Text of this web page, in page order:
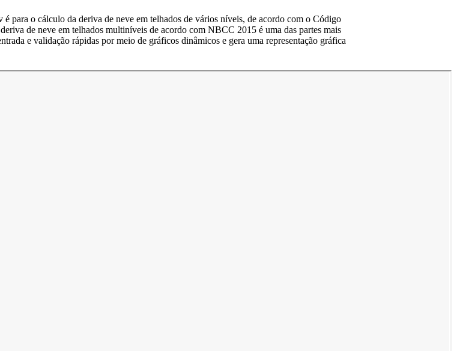
para o cálculo da deriva de neve em telhados de vários níveis, de acordo com o Código
de neve em telhados multiníveis de acordo com NBCC 2015 é uma das partes mais
e validação rápidas por meio de gráficos dinâmicos e gera uma representação gráfica